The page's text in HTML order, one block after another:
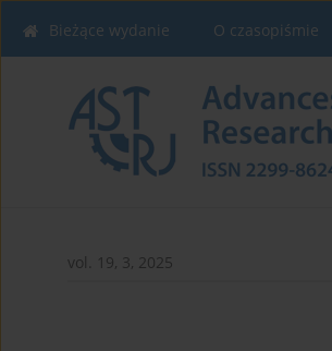
Bieżące wydanie O czasopiśmie
vol. 19, 3, 2025